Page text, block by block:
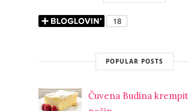
POPULAR POSTS
Čuvena Budina